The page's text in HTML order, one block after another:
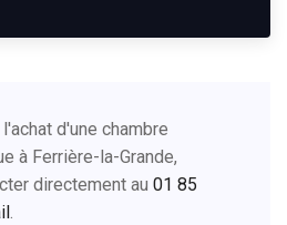
d'une chambre
à Ferrière-la-Grande,
directement au 01 85
.